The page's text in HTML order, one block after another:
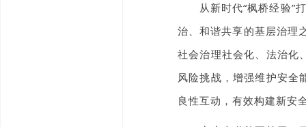
从新时代“枫桥经验”打
治、和谐共享的基层治理
社会治理社会化、法治化
风险挑战，增强维护安全
良性互动，有效构建新安